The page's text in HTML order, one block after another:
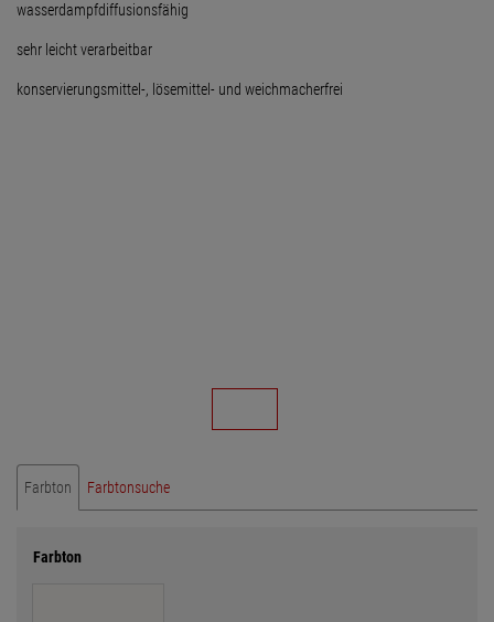
wasserdampfdiffusionsfähig
sehr leicht verarbeitbar
konservierungsmittel-, lösemittel- und weichmacherfrei
Farbton Farbtonsuche
Farbton